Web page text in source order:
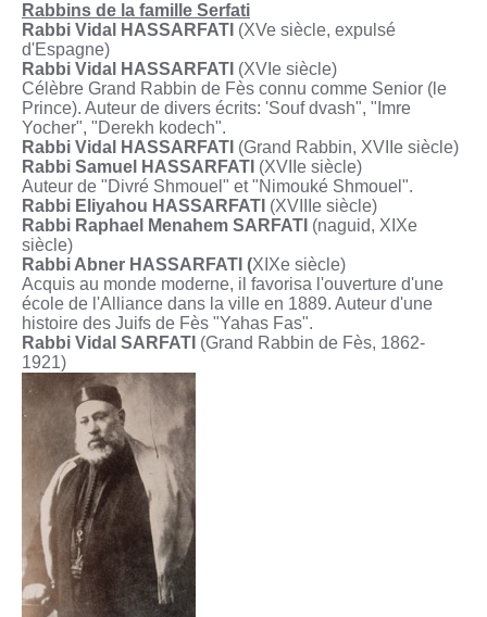
Rabbins de la famille Serfati
Rabbi Vidal HASSARFATI (XVe siècle, expulsé
d'Espagne)
Rabbi Vidal HASSARFATI (XVIe siècle)
Célèbre Grand Rabbin de Fès connu comme Senior (le
Prince). Auteur de divers écrits: 'Souf dvash", "Imre
Yocher", "Derekh kodech".
Rabbi Vidal HASSARFATI (Grand Rabbin, XVIIe siècle)
Rabbi Samuel HASSARFATI (XVIIe siècle)
Auteur de "Divré Shmouel" et "Nimouké Shmouel".
Rabbi Eliyahou HASSARFATI (XVIIIe siècle)
Rabbi Raphael Menahem SARFATI (naguid, XIXe
siècle)
Rabbi Abner HASSARFATI (XIXe siècle)
Acquis au monde moderne, il favorisa l'ouverture d'une
école de l'Alliance dans la ville en 1889. Auteur d'une
histoire des Juifs de Fès "Yahas Fas".
Rabbi Vidal SARFATI (Grand Rabbin de Fès, 1862-
1921)